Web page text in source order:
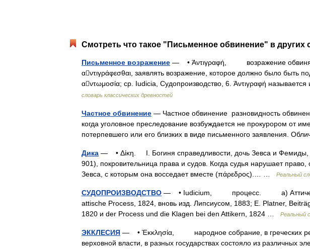
Смотреть что такое "Письменное обвинение" в других
Письменное возражение — • Άντιγραφή, возражение
αντιγράφεσθαι, заявлять возражение, которое должно было быть
αντωμοσία; ср. Iudicia, Судопроизводство, 6. Άντιγραφή
словарь классических древностей
Частное обвинение — Частное обвинение разновидность
когда уголовное преследование возбуждается не прокурором от
потерпевшего или его близких в виде письменного заявления.
Дика — • Δίκη. I. Богиня справедливости, дочь Зевса и Фемиды,
901), покровительница права и судов. Когда судья нарушает
Зевса, с которым она восседает вместе (πάρεδρος).… …
Реальный
СУДОПРОИЗВОДСТВО — • Iudicium, процесс. a)
attische Process, 1824, вновь изд. Липсиусом, 1883; E. Platner,
1820 и der Process und die Klagen bei den Attikern, 1824 …
Реальный
ЭККЛЕСИЯ — • Έκκλησία, народное собрание, в греческих
верховной власти, в разных государствах состояло из различных